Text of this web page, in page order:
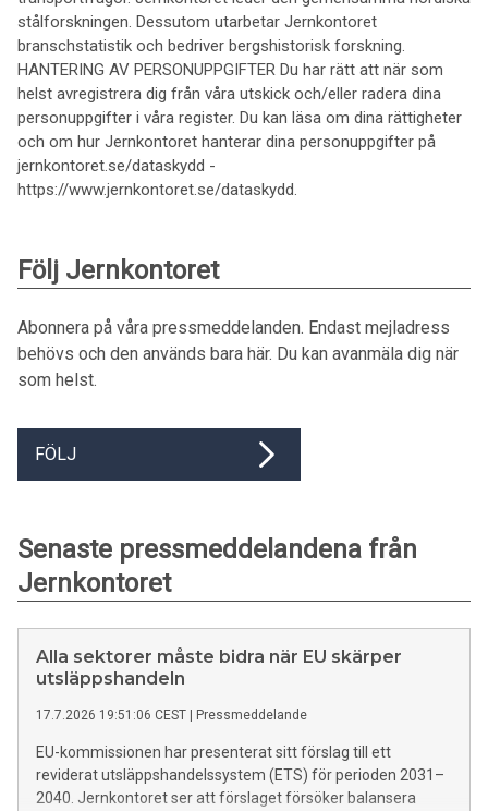
stålforskningen. Dessutom utarbetar Jernkontoret
branschstatistik och bedriver bergshistorisk forskning.
HANTERING AV PERSONUPPGIFTER Du har rätt att när som
helst avregistrera dig från våra utskick och/eller radera dina
personuppgifter i våra register. Du kan läsa om dina rättigheter
och om hur Jernkontoret hanterar dina personuppgifter på
jernkontoret.se/dataskydd -
https://www.jernkontoret.se/dataskydd.
Följ Jernkontoret
Abonnera på våra pressmeddelanden. Endast mejladress
behövs och den används bara här. Du kan avanmäla dig när
som helst.
FÖLJ
Senaste pressmeddelandena från
Jernkontoret
Alla sektorer måste bidra när EU skärper
utsläppshandeln
17.7.2026 19:51:06 CEST Pressmeddelande
EU-kommissionen har presenterat sitt förslag till ett
reviderat utsläppshandelssystem (ETS) för perioden 2031–
2040. Jernkontoret ser att förslaget försöker balansera